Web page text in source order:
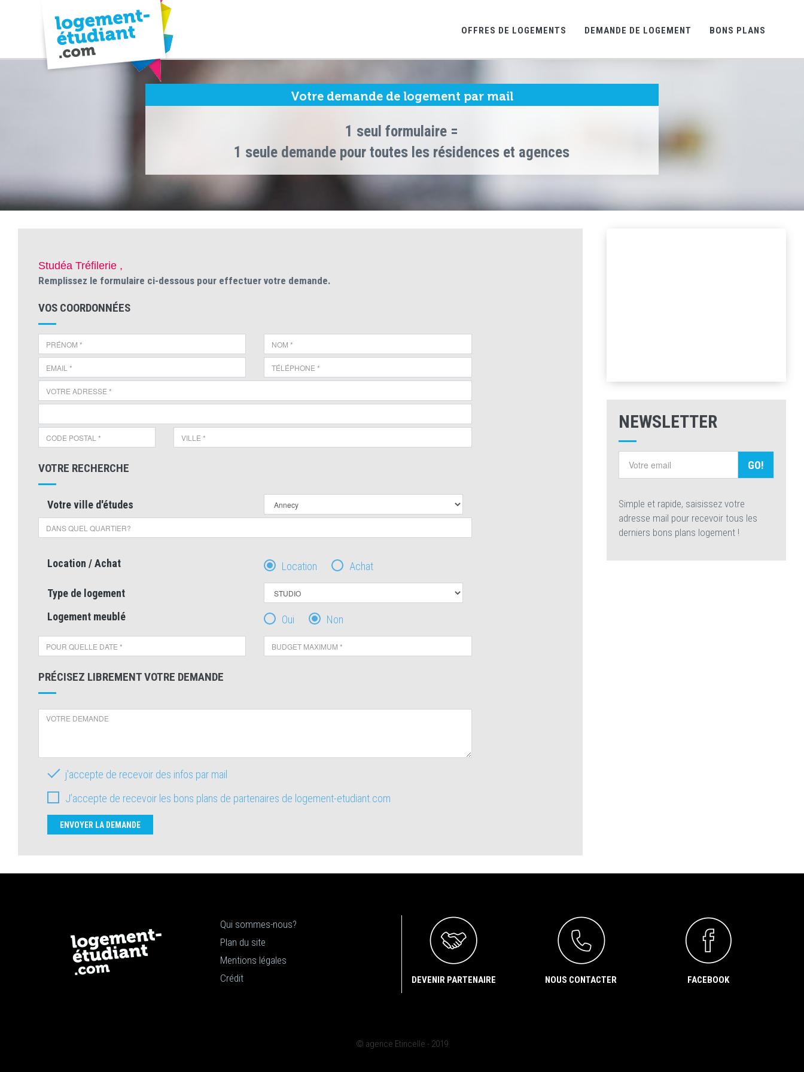
OFFRES DE LOGEMENTS DEMANDE DE LOGEMENT BONS PLANS
Votre demande de logement par mail
1 seul formulaire =
1 seule demande pour toutes les résidences et agences
NEWSLETTER
GO!
Simple et rapide, saisissez votre
adresse mail pour recevoir tous les
derniers bons plans logement !
Studéa Tréfilerie ,
Remplissez le formulaire ci-dessous pour effectuer votre demande.
VOS COORDONNÉES
VOTRE RECHERCHE
Votre ville d'études
Location / Achat Location Achat
Type de logement
Logement meublé
Oui Non
PRÉCISEZ LIBREMENT VOTRE DEMANDE
j'accepte de recevoir des infos par mail
J’accepte de recevoir les bons plans de partenaires de logement-etudiant.com
ENVOYER LA DEMANDE
Qui sommes-nous?
Plan du site
Mentions légales
Crédit
DEVENIR PARTENAIRE NOUS CONTACTER FACEBOOK
© agence Etincelle - 2019